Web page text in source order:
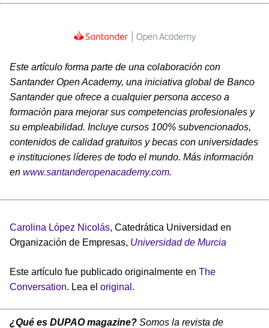
Este artículo forma parte de una colaboración con
Santander Open Academy, una iniciativa global de Banco
Santander que ofrece a cualquier persona acceso a
formación para mejorar sus competencias profesionales y
su empleabilidad. Incluye cursos 100% subvencionados,
contenidos de calidad gratuitos y becas con universidades
e instituciones líderes de todo el mundo. Más información
en www.santanderopenacademy.com.
Carolina López Nicolás, Catedrática Universidad en
Organización de Empresas, Universidad de Murcia
Este artículo fue publicado originalmente en The
Conversation. Lea el original .
¿Qué es DUPAO magazine? Somos la revista de